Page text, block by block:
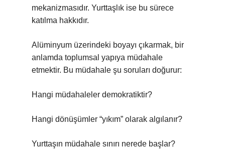
mekanizmasıdır. Yurttaşlık ise bu sürece
katılma hakkıdır.
Alüminyum üzerindeki boyayı çıkarmak, bir
anlamda toplumsal yapıya müdahale
etmektir. Bu müdahale şu soruları doğurur:
Hangi müdahaleler demokratiktir?
Hangi dönüşümler “yıkım” olarak algılanır?
Yurttaşın müdahale sınırı nerede başlar?